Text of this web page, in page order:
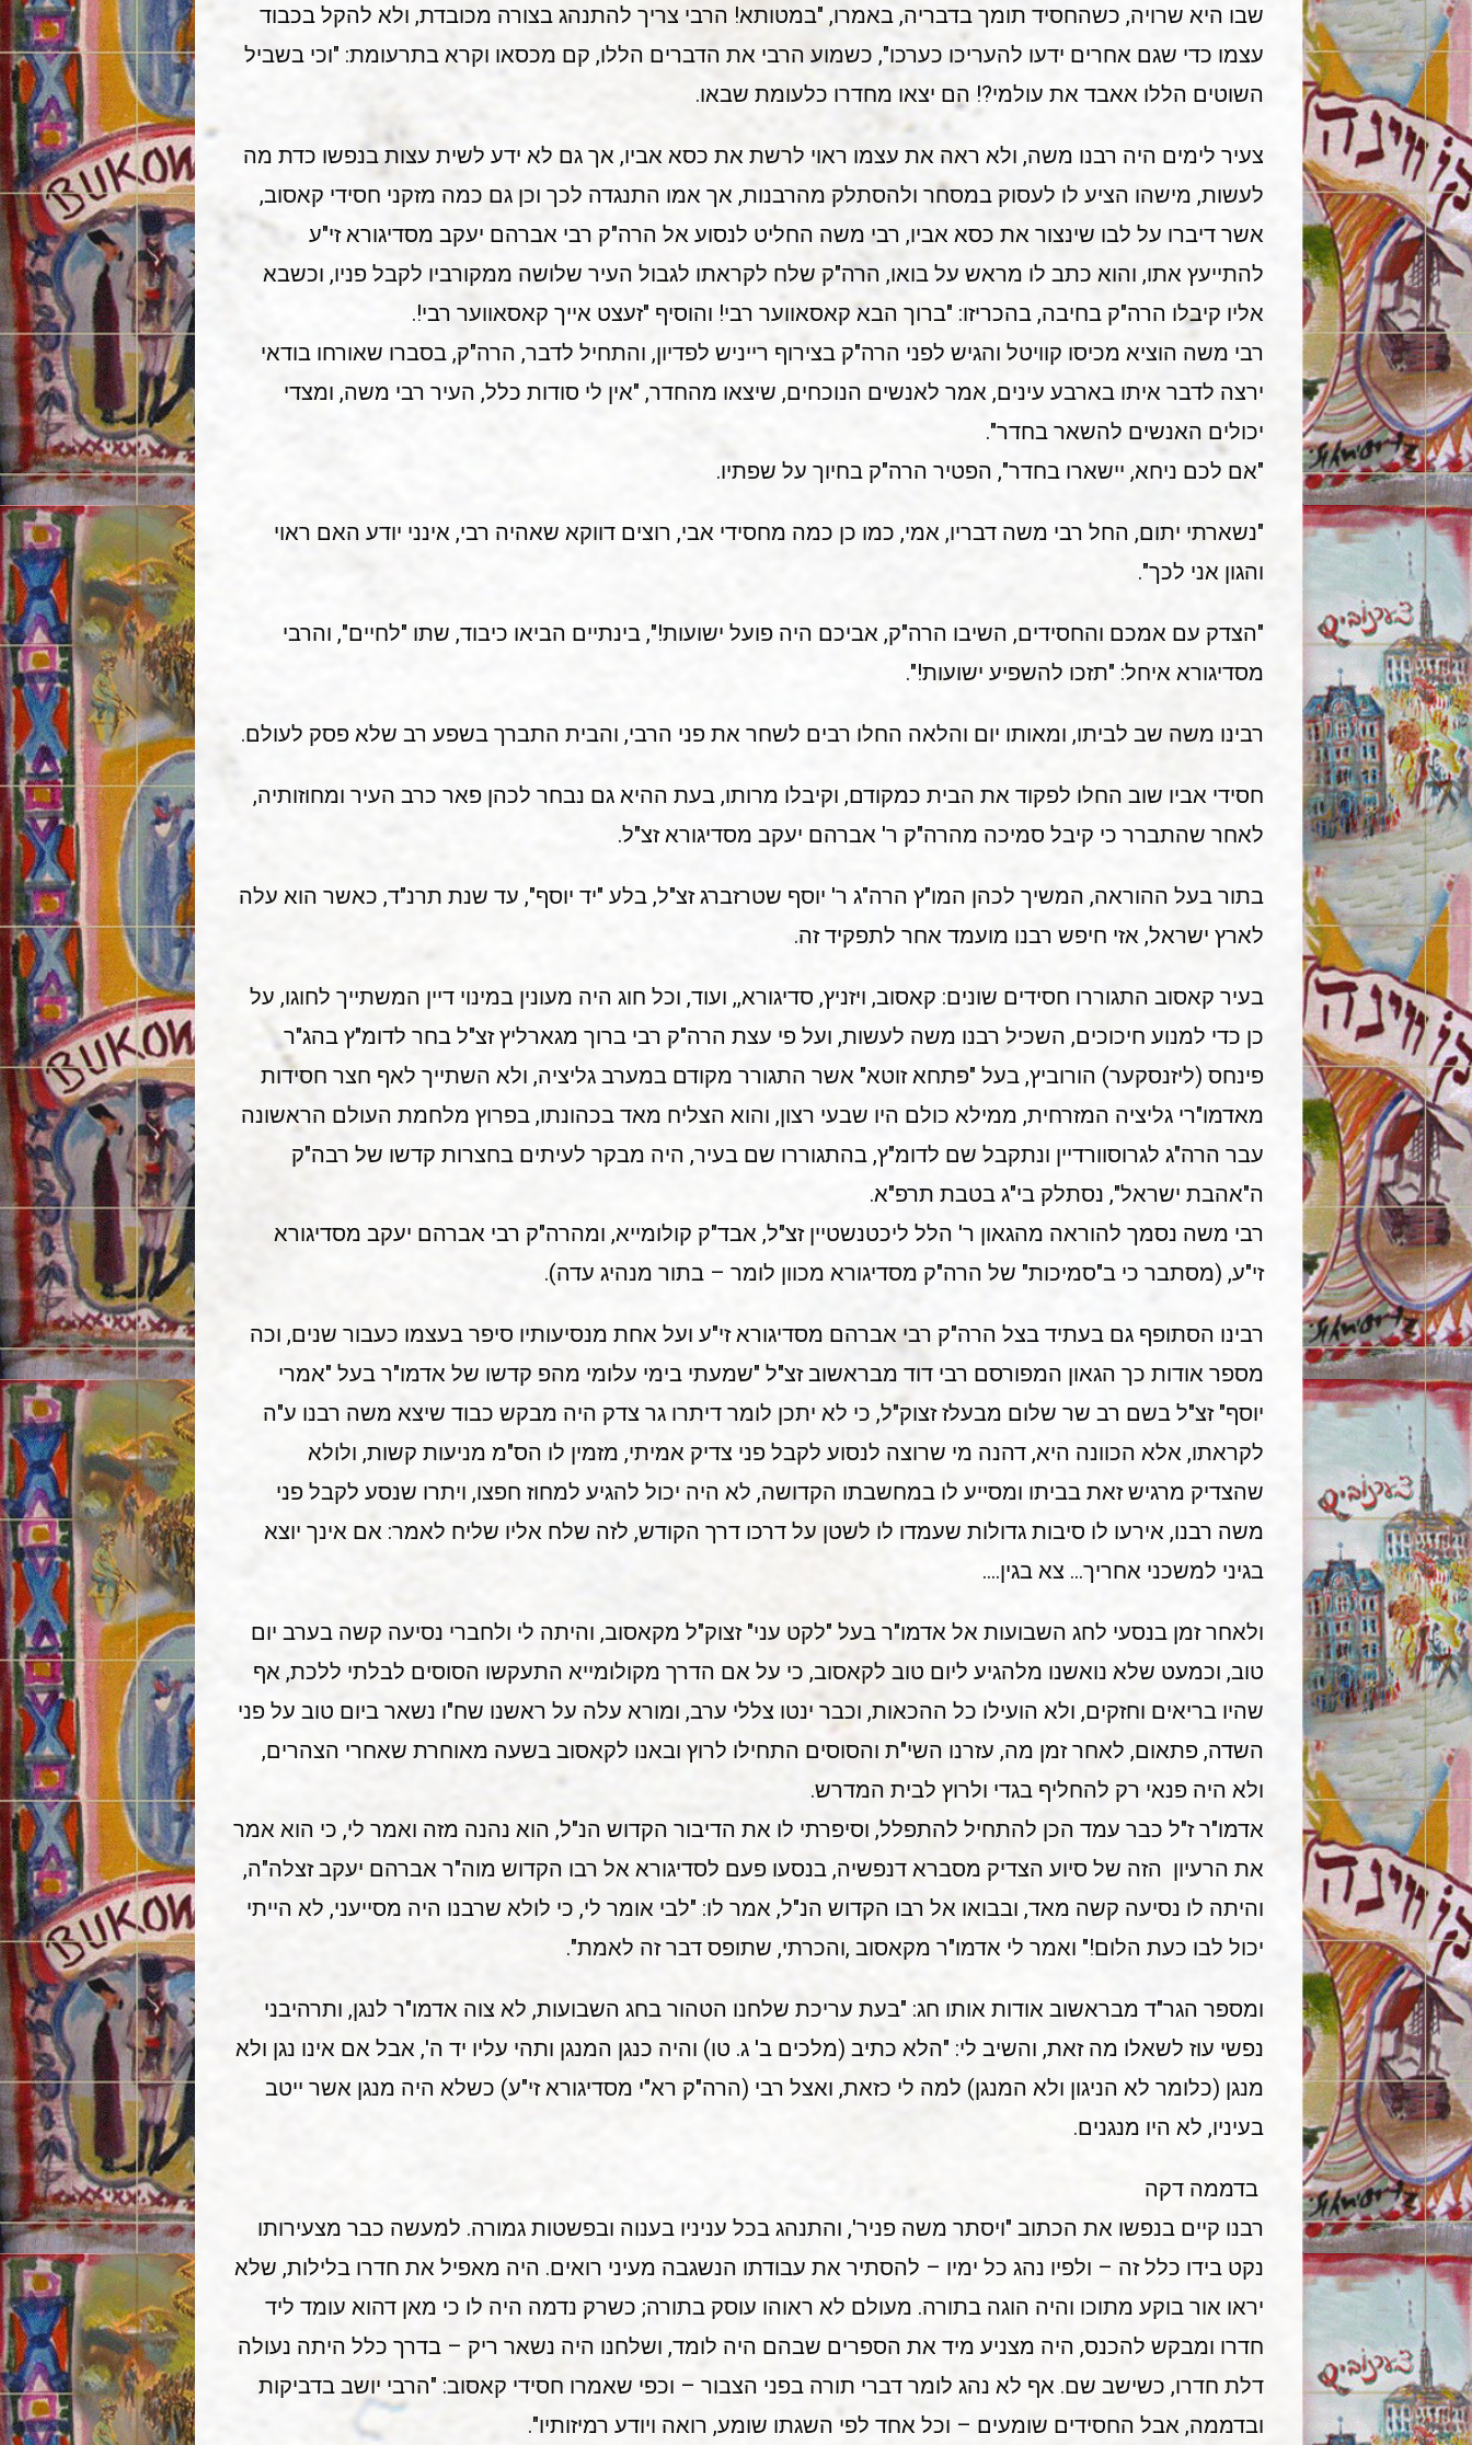
שבו היא שרויה, כשהחסיד תומך בדבריה, באמרו, "במטותא! הרבי צריך להתנהג בצורה מכובדת, ולא להקל בכבוד
עצמו כדי שגם אחרים ידעו להעריכו כערכו", כשמוע הרבי את הדברים הללו, קם מכסאו וקרא בתרעומת: "וכי בשביל
השוטים הללו אאבד את עולמי?! הם יצאו מחדרו כלעומת שבאו.
צעיר לימים היה רבנו משה, ולא ראה את עצמו ראוי לרשת את כסא אביו, אך גם לא ידע לשית עצות בנפשו כדת מה
לעשות, מישהו הציע לו לעסוק במסחר ולהסתלק מהרבנות, אך אמו התנגדה לכך וכן גם כמה מזקני חסידי קאסוב,
אשר דיברו על לבו שינצור את כסא אביו, רבי משה החליט לנסוע אל הרה"ק רבי אברהם יעקב מסדיגורא זי"ע
להתייעץ אתו, והוא כתב לו מראש על בואו, הרה"ק שלח לקראתו לגבול העיר שלושה ממקורביו לקבל פניו, וכשבא
אליו קיבלו הרה"ק בחיבה, בהכריזו: "ברוך הבא קאסאווער רבי! והוסיף "זעצט אייך קאסאווער רבי!.
רבי משה הוציא מכיסו קוויטל והגיש לפני הרה"ק בצירוף רייניש לפדיון, והתחיל לדבר, הרה"ק, בסברו שאורחו בודאי
ירצה לדבר איתו בארבע עינים, אמר לאנשים הנוכחים, שיצאו מהחדר, "אין לי סודות כלל, העיר רבי משה, ומצדי
יכולים האנשים להשאר בחדר".
"אם לכם ניחא, יישארו בחדר", הפטיר הרה"ק בחיוך על שפתיו.
"נשארתי יתום, החל רבי משה דבריו, אמי, כמו כן כמה מחסידי אבי, רוצים דווקא שאהיה רבי, אינני יודע האם ראוי
והגון אני לכך".
"הצדק עם אמכם והחסידים, השיבו הרה"ק, אביכם היה פועל ישועות!", בינתיים הביאו כיבוד, שתו "לחיים", והרבי
מסדיגורא איחל: "תזכו להשפיע ישועות!".
רבינו משה שב לביתו, ומאותו יום והלאה החלו רבים לשחר את פני הרבי, והבית התברך בשפע רב שלא פסק לעולם.
חסידי אביו שוב החלו לפקוד את הבית כמקודם, וקיבלו מרותו, בעת ההיא גם נבחר לכהן פאר כרב העיר ומחוזותיה,
לאחר שהתברר כי קיבל סמיכה מהרה"ק ר' אברהם יעקב מסדיגורא זצ"ל.
בתור בעל ההוראה, המשיך לכהן המו"ץ הרה"ג ר' יוסף שטרזברג זצ"ל, בלע "יד יוסף", עד שנת תרנ"ד, כאשר הוא עלה
לארץ ישראל, אזי חיפש רבנו מועמד אחר לתפקיד זה.
בעיר קאסוב התגוררו חסידים שונים: קאסוב, ויזניץ, סדיגורא,, ועוד, וכל חוג היה מעונין במינוי דיין המשתייך לחוגו, על
כן כדי למנוע חיכוכים, השכיל רבנו משה לעשות, ועל פי עצת הרה"ק רבי ברוך מגארליץ זצ"ל בחר לדומ"ץ בהג"ר
פינחס (ליזנסקער) הורוביץ, בעל "פתחא זוטא" אשר התגורר מקודם במערב גליציה, ולא השתייך לאף חצר חסידות
מאדמו"רי גליציה המזרחית, ממילא כולם היו שבעי רצון, והוא הצליח מאד בכהונתו, בפרוץ מלחמת העולם הראשונה
עבר הרה"ג לגרוסוורדיין ונתקבל שם לדומ"ץ, בהתגוררו שם בעיר, היה מבקר לעיתים בחצרות קדשו של רבה"ק
ה"אהבת ישראל", נסתלק בי"ג בטבת תרפ"א.
רבי משה נסמך להוראה מהגאון ר' הלל ליכטנשטיין זצ"ל, אבד"ק קולומייא, ומהרה"ק רבי אברהם יעקב מסדיגורא
זי"ע, (מסתבר כי ב"סמיכות" של הרה"ק מסדיגורא מכוון לומר – בתור מנהיג עדה).
רבינו הסתופף גם בעתיד בצל הרה"ק רבי אברהם מסדיגורא זי"ע ועל אחת מנסיעותיו סיפר בעצמו כעבור שנים, וכה
מספר אודות כך הגאון המפורסם רבי דוד מבראשוב זצ"ל "שמעתי בימי עלומי מהפ קדשו של אדמו"ר בעל "אמרי
יוסף" זצ"ל בשם רב שר שלום מבעלז זצוק"ל, כי לא יתכן לומר דיתרו גר צדק היה מבקש כבוד שיצא משה רבנו ע"ה
לקראתו, אלא הכוונה היא, דהנה מי שרוצה לנסוע לקבל פני צדיק אמיתי, מזמין לו הס"מ מניעות קשות, ולולא
שהצדיק מרגיש זאת בביתו ומסייע לו במחשבתו הקדושה, לא היה יכול להגיע למחוז חפצו, ויתרו שנסע לקבל פני
משה רבנו, אירעו לו סיבות גדולות שעמדו לו לשטן על דרכו דרך הקודש, לזה שלח אליו שליח לאמר: אם אינך יוצא
בגיני למשכני אחריך… צא בגין….
ולאחר זמן בנסעי לחג השבועות אל אדמו"ר בעל "לקט עני" זצוק"ל מקאסוב, והיתה לי ולחברי נסיעה קשה בערב יום
טוב, וכמעט שלא נואשנו מלהגיע ליום טוב לקאסוב, כי על אם הדרך מקולומייא התעקשו הסוסים לבלתי ללכת, אף
שהיו בריאים וחזקים, ולא הועילו כל ההכאות, וכבר ינטו צללי ערב, ומורא עלה על ראשנו שח"ו נשאר ביום טוב על פני
השדה, פתאום, לאחר זמן מה, עזרנו השי"ת והסוסים התחילו לרוץ ובאנו לקאסוב בשעה מאוחרת שאחרי הצהרים,
ולא היה פנאי רק להחליף בגדי ולרוץ לבית המדרש.
אדמו"ר ז"ל כבר עמד הכן להתחיל להתפלל, וסיפרתי לו את הדיבור הקדוש הנ"ל, הוא נהנה מזה ואמר לי, כי הוא אמר
את הרעיון הזה של סיוע הצדיק מסברא דנפשיה, בנסעו פעם לסדיגורא אל רבו הקדוש מוה"ר אברהם יעקב זצלה"ה,
והיתה לו נסיעה קשה מאד, ובבואו אל רבו הקדוש הנ"ל, אמר לו: "לבי אומר לי, כי לולא שרבנו היה מסייעני, לא הייתי
יכול לבו כעת הלום!" ואמר לי אדמו"ר מקאסוב ,והכרתי, שתופס דבר זה לאמת".
ומספר הגר"ד מבראשוב אודות אותו חג: "בעת עריכת שלחנו הטהור בחג השבועות, לא צוה אדמו"ר לנגן, ותרהיבני
נפשי עוז לשאלו מה זאת, והשיב לי: "הלא כתיב (מלכים ב' ג. טו) והיה כנגן המנגן ותהי עליו יד ה', אבל אם אינו נגן ולא
מנגן (כלומר לא הניגון ולא המנגן) למה לי כזאת, ואצל רבי (הרה"ק רא"י מסדיגורא זי"ע) כשלא היה מנגן אשר ייטב
בעיניו, לא היו מנגנים.
בדממה דקה
רבנו קיים בנפשו את הכתוב "ויסתר משה פניר', והתנהג בכל עניניו בענוה ובפשטות גמורה. למעשה כבר מצעירותו
נקט בידו כלל זה – ולפיו נהג כל ימיו – להסתיר את עבודתו הנשגבה מעיני רואים. היה מאפיל את חדרו בלילות, שלא
יראו אור בוקע מתוכו והיה הוגה בתורה. מעולם לא ראוהו עוסק בתורה; כשרק נדמה היה לו כי מאן דהוא עומד ליד
חדרו ומבקש להכנס, היה מצניע מיד את הספרים שבהם היה לומד, ושלחנו היה נשאר ריק – בדרך כלל היתה נעולה
דלת חדרו, כשישב שם. אף לא נהג לומר דברי תורה בפני הצבור – וכפי שאמרו חסידי קאסוב: "הרבי יושב בדביקות
ובדממה, אבל החסידים שומעים – וכל אחד לפי השגתו שומע, רואה ויודע רמיזותיו".